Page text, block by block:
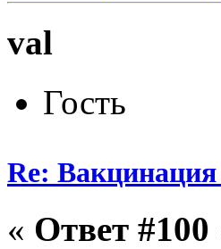
val
Гость
Re:
« Ответ #100